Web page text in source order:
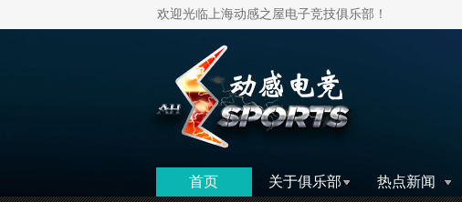
欢迎光临上海动感之屋电子竞技俱乐部！
首页 关于俱乐部 热点新闻